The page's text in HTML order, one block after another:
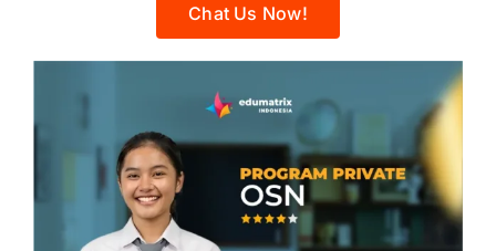
Chat Us Now!